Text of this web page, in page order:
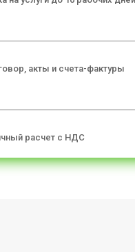
акты и счета-фактуры
расчет с НДС